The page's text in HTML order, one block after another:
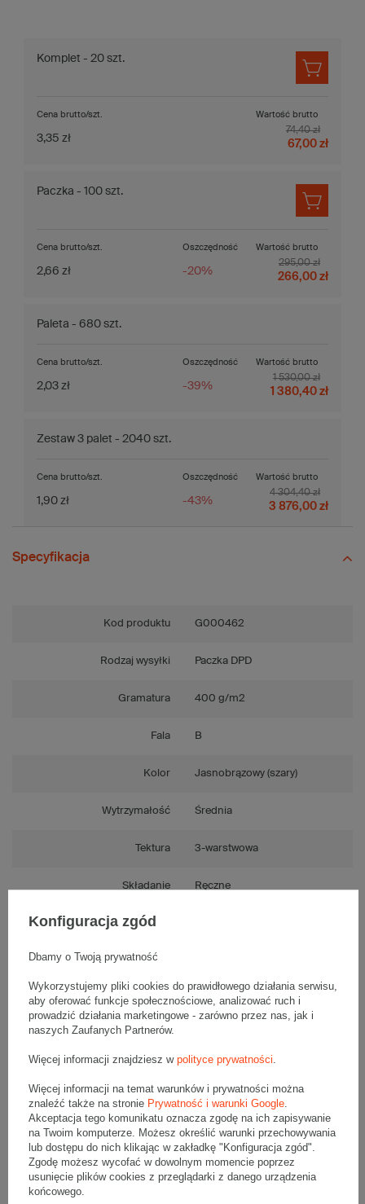
Komplet - 20 szt.
Cena brutto/szt.
3,35 zł
Wartość brutto
67,00 zł
74,40 zł
Paczka - 100 szt.
Oszczędność
-20%
Cena brutto/szt.
2,66 zł
Wartość brutto
266,00 zł
295,00 zł
Paleta - 680 szt.
Oszczędność
-39%
Cena brutto/szt.
2,03 zł
Wartość brutto
1 380,40 zł
1 530,00 zł
Zestaw 3 palet - 2040 szt.
Oszczędność
-43%
Cena brutto/szt.
1,90 zł
Wartość brutto
3 876,00 zł
4 304,40 zł
Specyfikacja
Kod produktu G000462
Rodzaj wysyłki Paczka DPD
Gramatura 400 g/m2
Fala B
Kolor Jasnobrązowy (szary)
Wytrzymałość Średnia
Tektura 3-warstwowa
Składanie Ręczne
Numer FEFCO
Opis produktu
Wymiary zewnętrzne: 500x150x400mm (długość x szerokość x
wysokość)
Opakowanie wykonane jest z tektury falistej 3-warstwowej, fala B
400 g/m2
Wymiary:
• zewnętrzne:500x150x400 mm
• wewnętrzne:494x144x388 mm
• pojemność:
Konfiguracja zgód
Dbamy o Twoją prywatność
Wykorzystujemy pliki cookies do prawidłowego działania serwisu,
aby oferować funkcje społecznościowe, analizować ruch i
prowadzić działania marketingowe - zarówno przez nas, jak i
naszych Zaufanych Partnerów.
Więcej informacji znajdziesz w polityce prywatności
Więcej informacji na temat warunków i prywatności można
znaleźć także na stronie Prywatność i warunki Google
Akceptacja tego komunikatu oznacza zgodę na ich zapisywanie
na Twoim komputerze. Możesz określić warunki przechowywania
lub dostępu do nich klikając w zakładkę "Konfiguracja zgód".
Zgodę możesz wycofać w dowolnym momencie poprzez
usunięcie plików cookies z przeglądarki z danego urządzenia
końcowego.